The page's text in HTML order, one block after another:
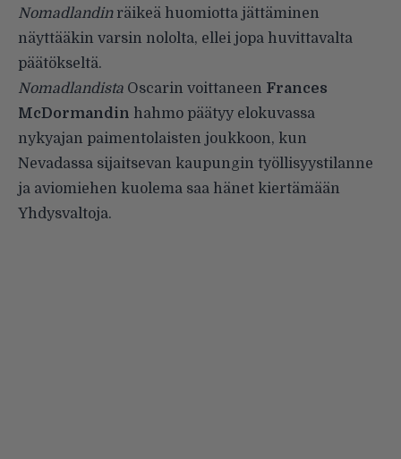
Nomadlandinräikeä huomiotta jättäminen
näyttääkin varsin nololta, ellei jopa huvittavalta
päätökseltä.
Nomadlandista Oscarin voittaneen Frances
McDormandin hahmo päätyy elokuvassa
nykyajan paimentolaisten joukkoon, kun
Nevadassa sijaitsevan kaupungin työllisyystilanne
ja aviomiehen kuolema saa hänet kiertämään
Yhdysvaltoja.